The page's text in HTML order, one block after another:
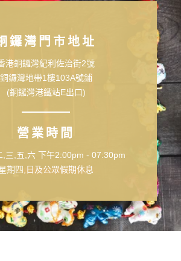
鑼灣門市地址
港銅鑼灣紀利佐治街2號
銅鑼灣地帶1樓103A號鋪
(銅鑼灣港鐵站E出口)
營業時間
,三,五,六 下午2:00pm - 07:30pm
期四,日及公眾假期休息